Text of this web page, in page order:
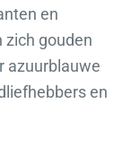
en
zich gouden
azuurblauwe
en